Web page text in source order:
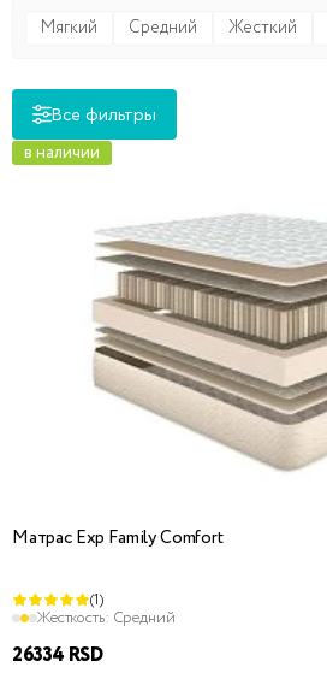
Мягкий Средний Жесткий
Все фильтры
в наличии
Матрас Exp Family Comfort
(1)
Жесткость: Средний
26334 RSD